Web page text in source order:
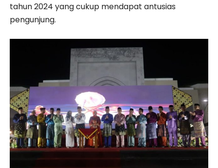
tahun 2024 yang cukup mendapat antusias
pengunjung.